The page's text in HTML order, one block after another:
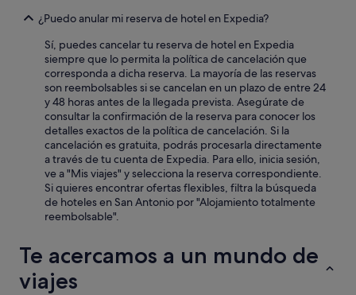
¿Puedo anular mi reserva de hotel en Expedia?
Sí, puedes cancelar tu reserva de hotel en Expedia
siempre que lo permita la política de cancelación que
corresponda a dicha reserva. La mayoría de las reservas
son reembolsables si se cancelan en un plazo de entre 24
y 48 horas antes de la llegada prevista. Asegúrate de
consultar la confirmación de la reserva para conocer los
detalles exactos de la política de cancelación. Si la
cancelación es gratuita, podrás procesarla directamente
a través de tu cuenta de Expedia. Para ello, inicia sesión,
ve a "Mis viajes" y selecciona la reserva correspondiente.
Si quieres encontrar ofertas flexibles, filtra la búsqueda
de hoteles en San Antonio por "Alojamiento totalmente
reembolsable".
Te acercamos a un mundo de
viajes